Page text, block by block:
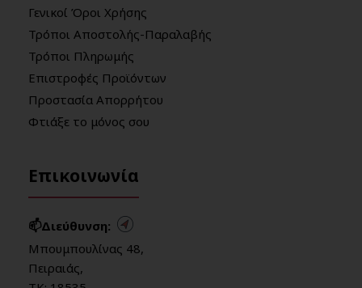
Γενικοί Όροι Χρήσης
Τρόποι Αποστολής-Παραλαβής
Τρόποι Πληρωμής
Επιστροφές Προϊόντων
Προστασία Απορρήτου
Φτιάξε το μόνος σου
Επικοινωνία
📫Διεύθυνση:
Μπουμπουλίνας 48,
Πειραιάς,